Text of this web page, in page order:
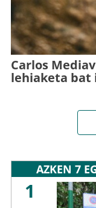
Carlos
lehiaketa bat
AZKEN 7
1